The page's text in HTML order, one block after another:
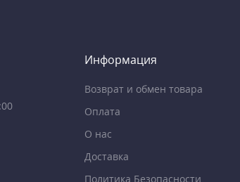
Информация
Возврат и обмен товара
Оплата
О нас
Доставка
Политика Безопасности